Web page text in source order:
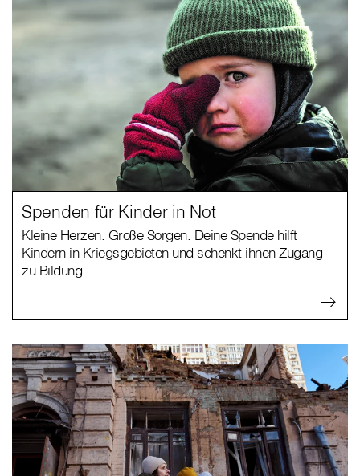
Spenden für Kinder in Not
Kleine Herzen. Große Sorgen. Deine Spende hilft
Kindern in Kriegsgebieten und schenkt ihnen Zugang
zu Bildung.